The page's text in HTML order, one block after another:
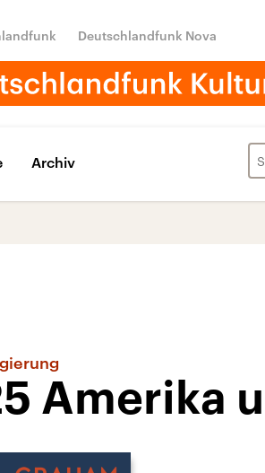
Deutschlandfunk Nova
Archiv
Amerika